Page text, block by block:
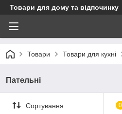
Товари для дому та відпочинку
Товари Товари для кухні
Пательні
Сортування 0